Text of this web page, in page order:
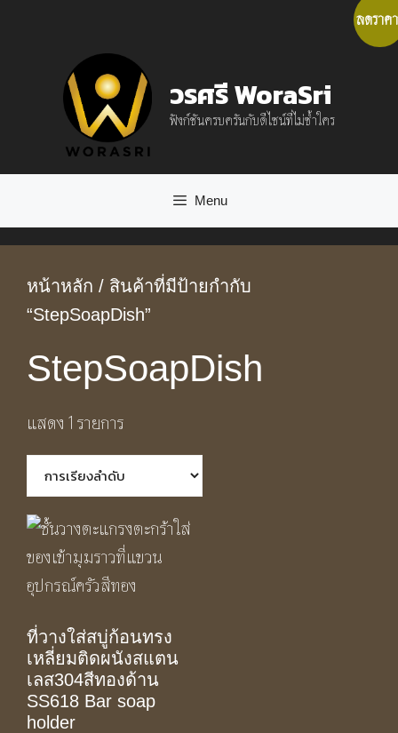
วรศรี WoraSri
ฟังก์ชันครบครันกับดีไซน์ที่ไม่ซ้ำใคร
Menu
หน้าหลัก / สินค้าที่มีป้ายกำกับ
“StepSoapDish”
StepSoapDish
แสดง 1 รายการ
ลดราค
ที่วางใส่สบู่ก้อนทรง
เหลี่ยมติดผนังสแตน
เลส304สีทองด้าน
SS618 Bar soap
holder